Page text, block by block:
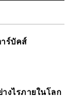
ร์บัคส์
งไรภายในโลก